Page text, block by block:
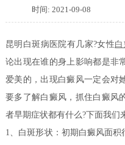
时间: 2021-09-08
昆明白斑病医院有几家?女性
论出现在谁的身上影响都是非
爱美的，出现白癜风一定会对
要多了解白癜风，抓住白癜风
者早期症状都有什么?下面我们
1、白斑形状：初期白癜风面